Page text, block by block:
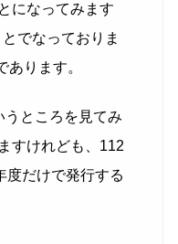
になってみます
でなっておりま
あります。
うところを見てみ
すけれども、112
度だけで発行する